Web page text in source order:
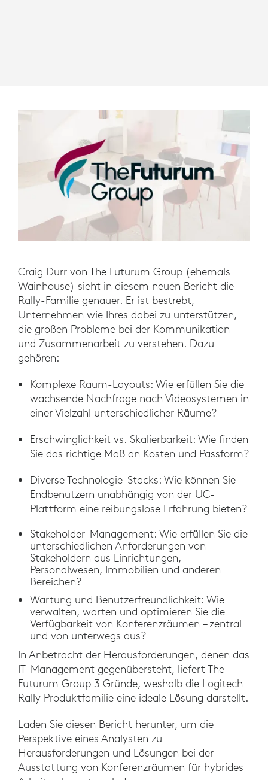
Craig Durr von The Futurum Group (ehemals
Wainhouse) sieht in diesem neuen Bericht die
Rally-Familie genauer. Er ist bestrebt,
Unternehmen wie Ihres dabei zu unterstützen,
die großen Probleme bei der Kommunikation
und Zusammenarbeit zu verstehen. Dazu
gehören:
Komplexe Raum-Layouts: Wie erfüllen Sie die
wachsende Nachfrage nach Videosystemen in
einer Vielzahl unterschiedlicher Räume?
Erschwinglichkeit vs. Skalierbarkeit: Wie finden
Sie das richtige Maß an Kosten und Passform?
Diverse Technologie-Stacks: Wie können Sie
Endbenutzern unabhängig von der UC-
Plattform eine reibungslose Erfahrung bieten?
Stakeholder-Management: Wie erfüllen Sie die
unterschiedlichen Anforderungen von
Stakeholdern aus Einrichtungen,
Personalwesen, Immobilien und anderen
Bereichen?
Wartung und Benutzerfreundlichkeit: Wie
verwalten, warten und optimieren Sie die
Verfügbarkeit von Konferenzräumen – zentral
und von unterwegs aus?
In Anbetracht der Herausforderungen, denen das
IT-Management gegenübersteht, liefert The
Futurum Group 3 Gründe, weshalb die Logitech
Rally Produktfamilie eine ideale Lösung darstellt.
Laden Sie diesen Bericht herunter, um die
Perspektive eines Analysten zu
Herausforderungen und Lösungen bei der
Ausstattung von Konferenzräumen für hybrides